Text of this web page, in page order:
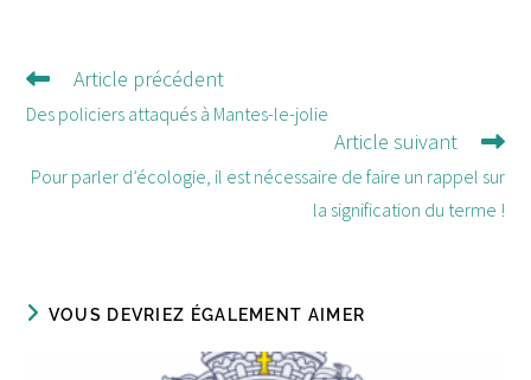
Lire
d'autres
Article précédent
Des policiers attaqués à Mantes-le-jolie
Article suivant
Pour parler d’écologie, il est nécessaire de faire un rappel sur
la signification du terme !
VOUS DEVRIEZ ÉGALEMENT AIMER